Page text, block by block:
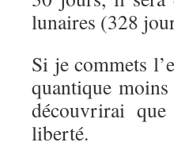
lunaires (328
Si je commets
quantique
découvrirai
liberté.